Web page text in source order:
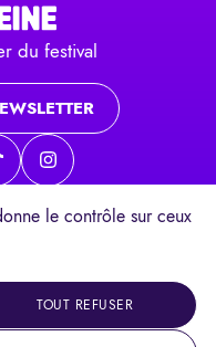
du festival
TikTok
Page Instagram
le contrôle sur ceux
TOUT REFUSER